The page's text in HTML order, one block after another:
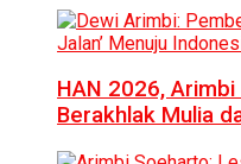
HAN 2026,
Berakhlak Mulia